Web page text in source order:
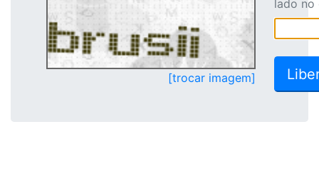
[trocar imagem]
lado no